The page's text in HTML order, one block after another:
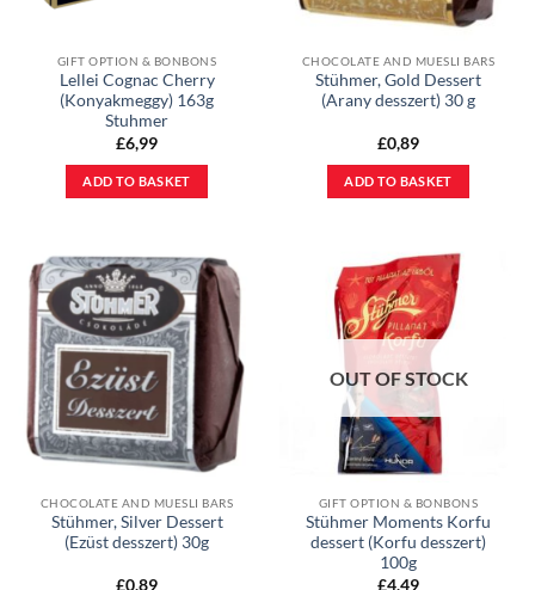
GIFT OPTION & BONBONS
Lellei Cognac Cherry
(Konyakmeggy) 163g
Stuhmer
£6,99
ADD TO BASKET
CHOCOLATE AND MUESLI BARS
Stühmer, Gold Dessert
(Arany desszert) 30 g
£0,89
ADD TO BASKET
CHOCOLATE AND MUESLI BARS
Stühmer, Silver Dessert
(Ezüst desszert) 30g
£0,89
OUT OF STOCK
GIFT OPTION & BONBONS
Stühmer Moments Korfu
dessert (Korfu desszert)
100g
£4,49